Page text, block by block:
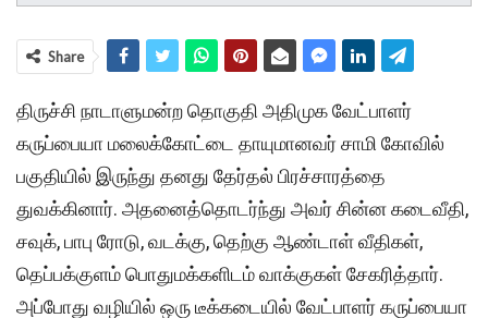
Share
திருச்சி நாடாளுமன்ற தொகுதி அதிமுக வேட்பாளர்
கருப்பையா மலைக்கோட்டை தாயுமானவர் சாமி கோவில்
பகுதியில் இருந்து தனது தேர்தல் பிரச்சாரத்தை
துவக்கினார். அதனைத்தொடர்ந்து அவர் சின்ன கடைவீதி,
சவுக், பாபு ரோடு, வடக்கு, தெற்கு ஆண்டாள் வீதிகள்,
தெப்பக்குளம் பொதுமக்களிடம் வாக்குகள் சேகரித்தார்.
அப்போது வழியில் ஒரு டீக்கடையில் வேட்பாளர் கருப்பையா